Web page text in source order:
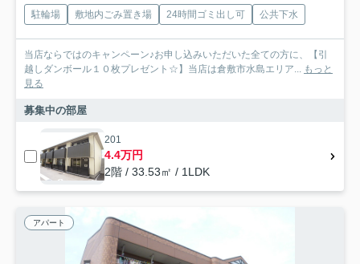
駐輪場 敷地内ごみ置き場 24時間ゴミ出し可 公共下水
当店ならではのキャンペーン♪お申し込みいただいた全ての方に、【引
越しダンボール１０枚プレゼント☆】当店は倉敷市水島エリア... もっと
見る
募集中の部屋
201
4.4万円
2階 / 33.53㎡ / 1LDK
アパート